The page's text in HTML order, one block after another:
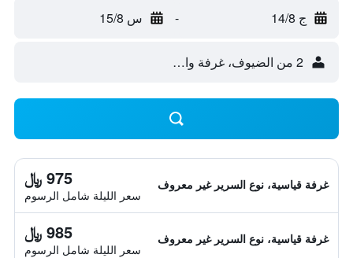
ج 14/8 - س 15/8
2 من الضيوف، غرفة واحدة
غرفة قياسية، نوع السرير غير معروف 975 ﷼
سعر الليلة شامل الرسوم
غرفة قياسية، نوع السرير غير معروف 985 ﷼
سعر الليلة شامل الرسوم